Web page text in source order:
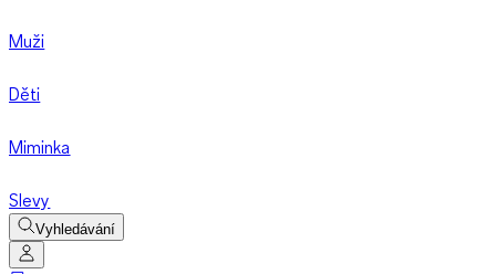
Muži
Děti
Miminka
Slevy
Vyhledávání